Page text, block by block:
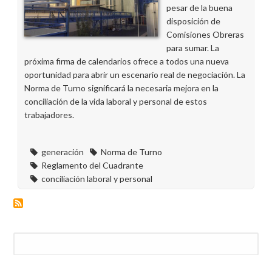
pesar de la buena
disposición de
Comisiones Obreras
para sumar. La
próxima firma de calendarios ofrece a todos una nueva
oportunidad para abrir un escenario real de negociación. La
Norma de Turno significará la necesaria mejora en la
conciliación de la vida laboral y personal de estos
trabajadores.
generación
Norma de Turno
Reglamento del Cuadrante
conciliación laboral y personal